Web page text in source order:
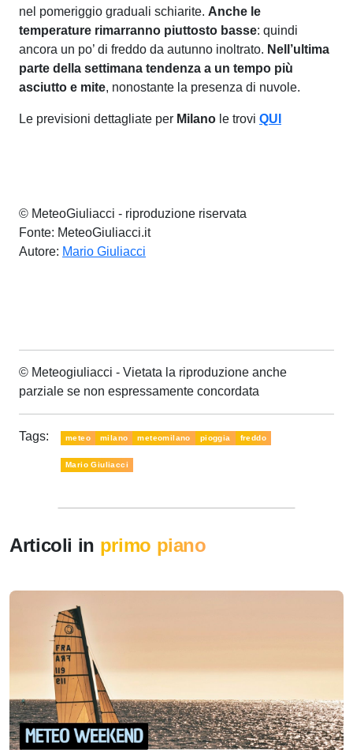
nel pomeriggio graduali schiarite. Anche le
temperature rimarranno piuttosto basse: quindi
ancora un po’ di freddo da autunno inoltrato. Nell’ultima
parte della settimana tendenza a un tempo più
asciutto e mite, nonostante la presenza di nuvole.
Le previsioni dettagliate per Milano le trovi QUI
© MeteoGiuliacci - riproduzione riservata
Fonte: MeteoGiuliacci.it
Autore: Mario Giuliacci
© Meteogiuliacci - Vietata la riproduzione anche
parziale se non espressamente concordata
Tags: meteo milano meteomilano pioggia freddo
Mario Giuliacci
Articoli in primo piano